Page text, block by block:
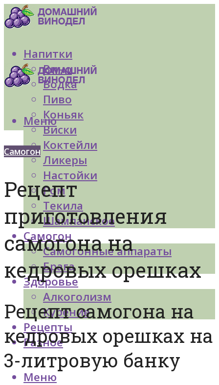
Напитки
Вино
Водка
Пиво
Коньяк
Виски
Коктейли
Ликеры
Настойки
Ром
Текила
Шампанское
Самогон
Самогонные аппараты
Брага
Здоровье
Алкоголизм
Курение
Рецепты
Разное
Меню
Меню
Самогон
Рецепт
приготовления
самогона на
кедровых орешках
Рецепт самогона на
кедровых орешках на
3-литровую банку